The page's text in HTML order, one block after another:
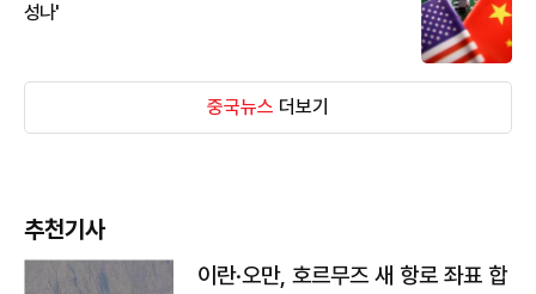
성나'
중국뉴스 더보기
추천기사
이란·오만, 호르무즈 새 항로 좌표 합